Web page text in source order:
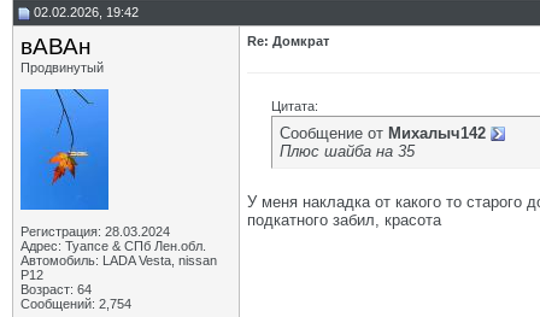
02.02.2026, 19:42
вАВАн
Продвинутый
Регистрация: 28.03.2024
Адрес: Туапсе & СПб Лен.обл.
Автомобиль: LADA Vesta, nissan
P12
Возраст: 64
Сообщений: 2,754
Re: Домкрат
Цитата:
Сообщение от Михалыч142
Плюс шайба на 35
У меня накладка от какого то старого
подкатного забил, красота